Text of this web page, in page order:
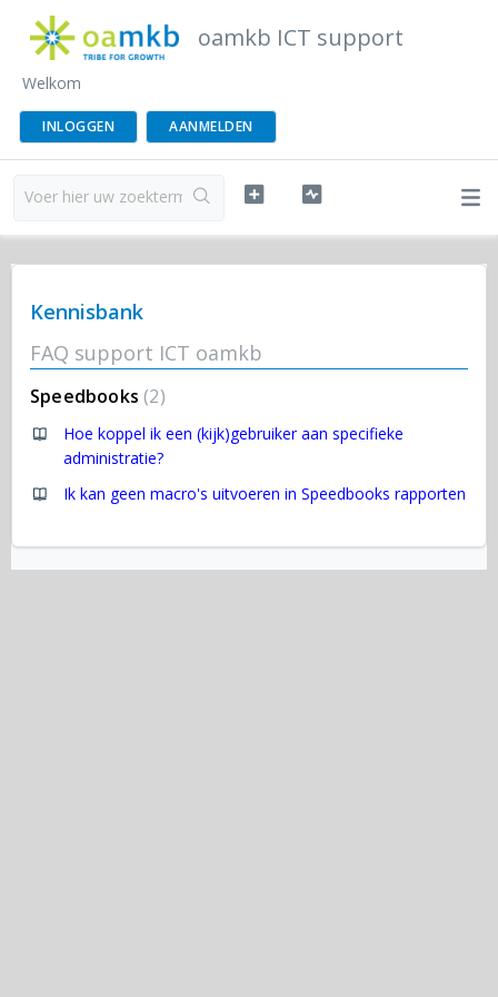
oamkb ICT support
Welkom
INLOGGEN AANMELDEN
Kennisbank
FAQ support ICT oamkb
Speedbooks 2
Hoe koppel ik een (kijk)gebruiker aan specifieke
administratie?
Ik kan geen macro's uitvoeren in Speedbooks rapporten